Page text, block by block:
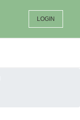
LOGIN